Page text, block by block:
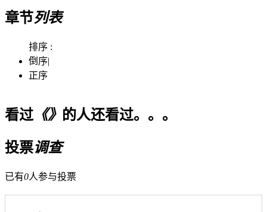
章节列表
排序 :
倒序|
正序
看过《》 的人还看过。。。
投票调查
已有0人参与投票